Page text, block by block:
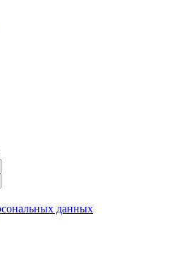
данных